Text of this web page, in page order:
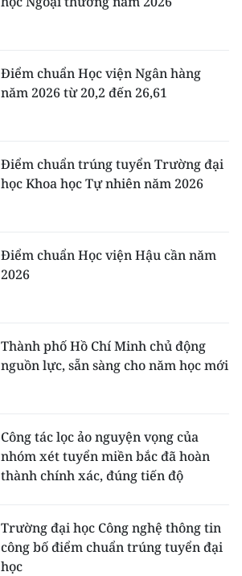
Điểm chuẩn Học viện Ngân hàng
năm 2026 từ 20,2 đến 26,61
Điểm chuẩn trúng tuyển Trường đại
học Khoa học Tự nhiên năm 2026
Điểm chuẩn Học viện Hậu cần năm
2026
Thành phố Hồ Chí Minh chủ động
nguồn lực, sẵn sàng cho năm học mới
Công tác lọc ảo nguyện vọng của
nhóm xét tuyển miền bắc đã hoàn
thành chính xác, đúng tiến độ
Trường đại học Công nghệ thông tin
công bố điểm chuẩn trúng tuyển đại
học